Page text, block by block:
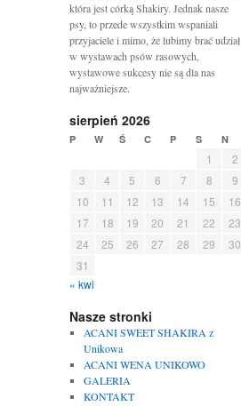
która jest córką Shakiry. Jednak nasze
psy, to przede wszystkim wspaniali
przyjaciele i mimo, że lubimy brać udział
w wystawach psów rasowych,
wystawowe sukcesy nie są dla nas
najważniejsze.
sierpień 2026
P W Ś C P S N
1
2
3
4 5 6 7 8
9
10
11 12 13 14 15
16
17
18 19 20 21 22
23
24
25 26 27 28 29
30
31
« kwi
Nasze stronki
ACANI SWEET SHAKIRA z
Unikowa
ACANI WENA UNIKOWO
GALERIA
KONTAKT